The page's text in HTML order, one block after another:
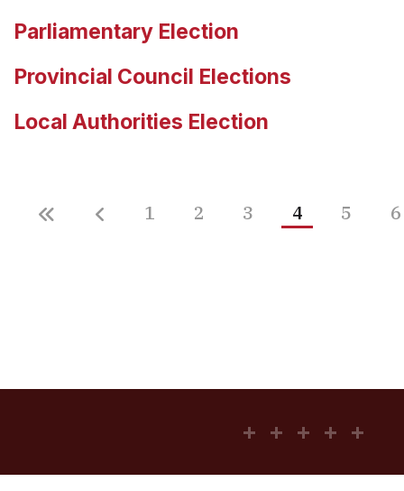
Parliamentary Election
Provincial Council Elections
Local Authorities Election
1 2 3 4 5 6